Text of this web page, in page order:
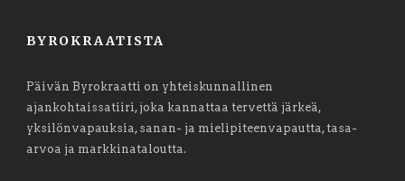
BYROKRAATISTA
Päivän Byrokraatti on yhteiskunnallinen
ajankohtaissatiiri, joka kannattaa tervettä järkeä,
yksilönvapauksia, sanan- ja mielipiteenvapautta, tasa-
arvoa ja markkinataloutta.